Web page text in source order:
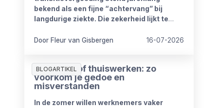
bekend als een fijne “achtervang” bij
langdurige ziekte. Die zekerheid lijkt te
kabinet heeft plannen om de
Door Fleur van Gisbergen 16-07-2026
BLOGARTIKEL
Zomerproof thuiswerken: zo
voorkom je gedoe en
misverstanden
In de zomer willen werknemers vaker